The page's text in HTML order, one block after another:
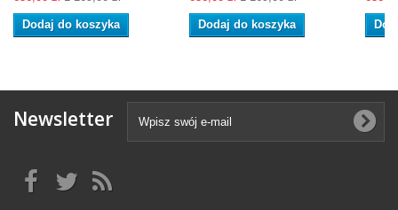
Dodaj do koszyka Dodaj do koszyka
Newsletter